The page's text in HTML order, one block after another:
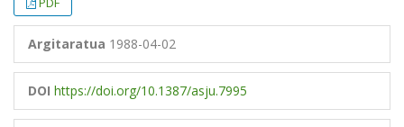
Argitaratua 1988-04-02
DOI https://doi.org/10.1387/asju.7995